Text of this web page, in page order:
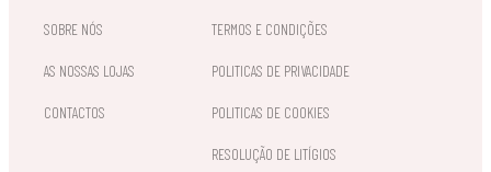
SOBRE NÓS
AS NOSSAS LOJAS
CONTACTOS
TERMOS E CONDIÇÕES
POLITICAS DE PRIVACIDADE
POLITICAS DE COOKIES
RESOLUÇÃO DE LITÍGIOS